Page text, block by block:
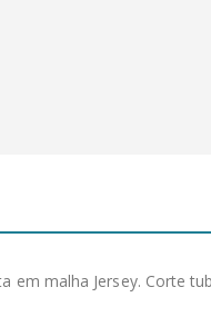
em malha Jersey. Corte